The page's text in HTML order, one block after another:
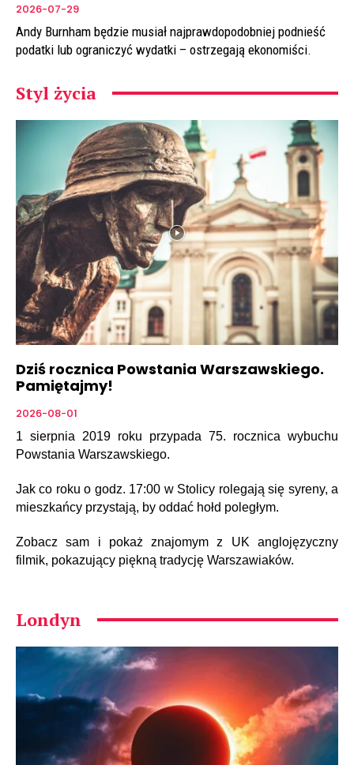
2026-07-29
Andy Burnham będzie musiał najprawdopodobniej podnieść
podatki lub ograniczyć wydatki – ostrzegają ekonomiści.
Styl życia
Dziś rocznica Powstania Warszawskiego.
Pamiętajmy!
2026-08-01
1 sierpnia 2019 roku przypada 75. rocznica wybuchu
Powstania Warszawskiego.
Jak co roku o godz. 17:00 w Stolicy rolegają się syreny, a
mieszkańcy przystają, by oddać hołd poległym.
Zobacz sam i pokaż znajomym z UK anglojęzyczny
filmik, pokazujący piękną tradycję Warszawiaków.
Londyn